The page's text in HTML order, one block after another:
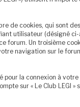
de cookies, qui sont
utilisateur (désigné ci-
forum. Un troisième
navigation sur le
pour la connexion à
sur « Le Club LEGI »